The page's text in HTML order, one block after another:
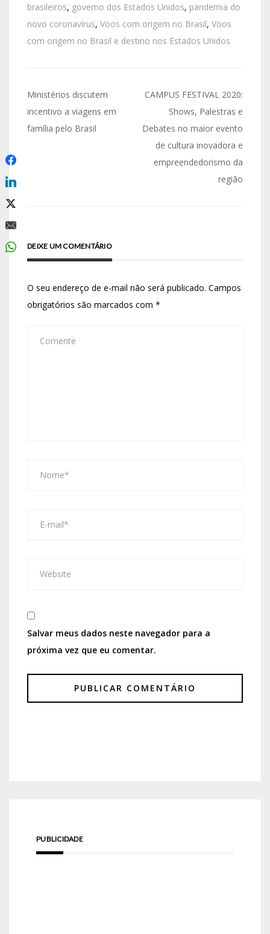
brasileiros, governo dos Estados Unidos, pandemia do
novo coronavírus, Voos com origem no Brasil, Voos
com origem no Brasil e destino nos Estados Unidos
Ministérios discutem
incentivo a viagens em
família pelo Brasil
CAMPUS FESTIVAL 2020:
Shows, Palestras e
Debates no maior evento
de cultura inovadora e
empreendedorismo da
região
DEIXE UM COMENTÁRIO
O seu endereço de e-mail não será publicado. Campos
obrigatórios são marcados com *
Salvar meus dados neste navegador para a
próxima vez que eu comentar.
PUBLICIDADE